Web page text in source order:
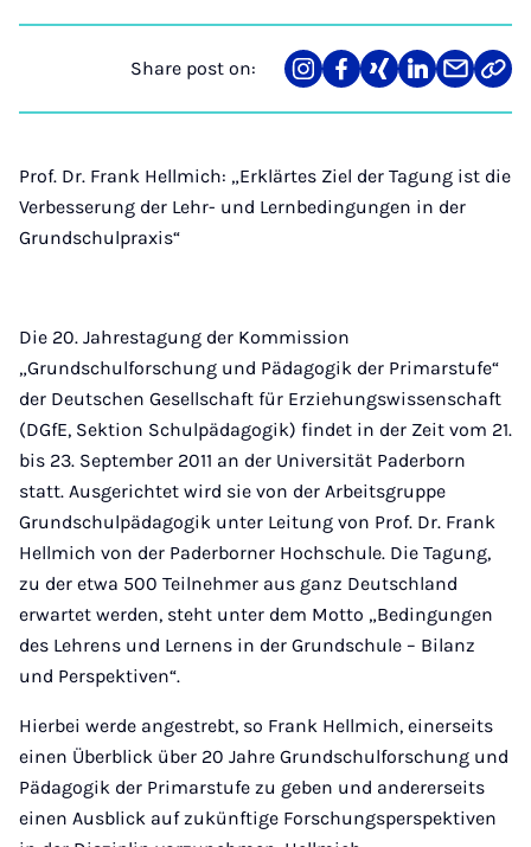
Share post on:
Share
on
Teilen
auf
Teilen
auf
Teilen
auf
Teilen
über
Mail
Link
Prof. Dr. Frank Hellmich: „Erklärtes Ziel der Tagung ist die
Verbesserung der Lehr- und Lernbedingungen in der
Grundschulpraxis“
Die 20. Jahrestagung der Kommission
„Grundschulforschung und Pädagogik der Primarstufe“
der Deutschen Gesellschaft für Erziehungswissenschaft
(DGfE, Sektion Schulpädagogik) findet in der Zeit vom 21.
bis 23. September 2011 an der Universität Paderborn
statt. Ausgerichtet wird sie von der Arbeitsgruppe
Grundschulpädagogik unter Leitung von Prof. Dr. Frank
Hellmich von der Paderborner Hochschule. Die Tagung,
zu der etwa 500 Teilnehmer aus ganz Deutschland
erwartet werden, steht unter dem Motto „Bedingungen
des Lehrens und Lernens in der Grundschule – Bilanz
und Perspektiven“.
Hierbei werde angestrebt, so Frank Hellmich, einerseits
einen Überblick über 20 Jahre Grundschulforschung und
Pädagogik der Primarstufe zu geben und andererseits
einen Ausblick auf zukünftige Forschungsperspektiven